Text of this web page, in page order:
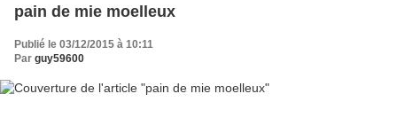
pain de mie moelleux
Publié le 03/12/2015 à 10:11
Par guy59600